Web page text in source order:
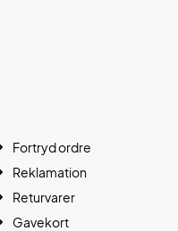
Fortryd ordre
Reklamation
Returvarer
Gavekort